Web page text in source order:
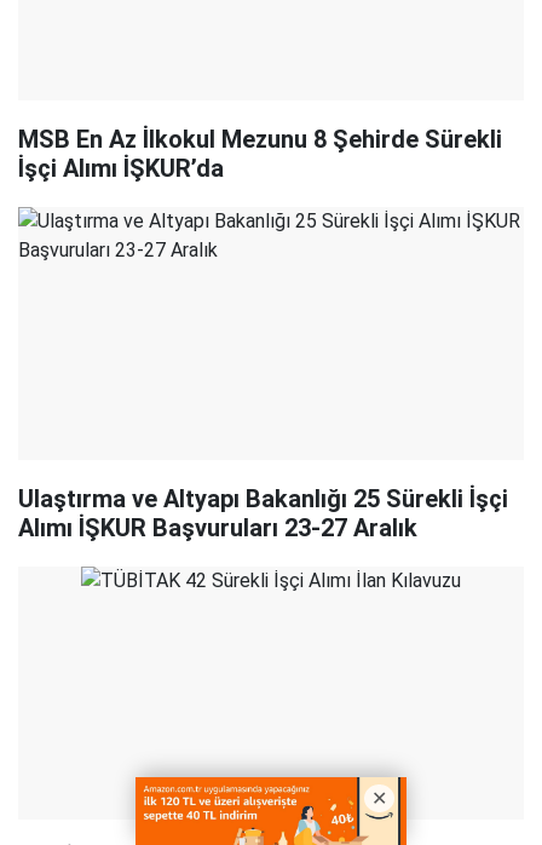
MSB En Az İlkokul Mezunu 8 Şehirde Sürekli
İşçi Alımı İŞKUR’da
Ulaştırma ve Altyapı Bakanlığı 25 Sürekli İşçi
Alımı İŞKUR Başvuruları 23-27 Aralık